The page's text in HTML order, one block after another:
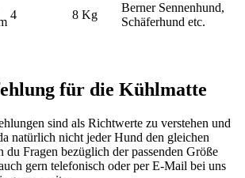
4 8 Kg
Berner Sennenhund,
Schäferhund etc.
für die Kühlmatte
sind als Richtwerte zu verstehen und
natürlich nicht jeder Hund den gleichen
du Fragen bezüglich der passenden Größe
gern telefonisch oder per E-Mail bei uns